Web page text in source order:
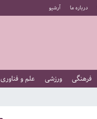
درباره ما آرشیو
فرهنگی ورزشی علم و فناوری